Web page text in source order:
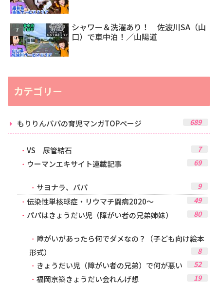
シャワー＆洗濯あり！ 佐波川SA（山
口）で車中泊！／山陽道
カテゴリー
もりりんパパの育児マンガTOPページ 689
VS 尿管結石 7
ウーマンエキサイト連載記事 69
サヨナラ、パパ 9
伝染性単核球症・リウマチ闘病2020～ 49
パパはきょうだい児（障がい者の兄弟姉妹） 80
障がいがあったら何でダメなの？（子ども向け絵本
形式）
8
きょうだい児（障がい者の兄弟）で何が悪い 52
福岡京築きょうだい会れんげ想 19